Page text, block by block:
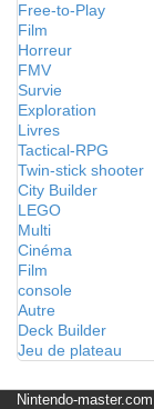
Free-to-Play
Film
Horreur
FMV
Survie
Exploration
Livres
Tactical-RPG
Twin-stick shooter
City Builder
LEGO
Multi
Cinéma
Film
console
Autre
Deck Builder
Jeu de plateau
Nintendo-